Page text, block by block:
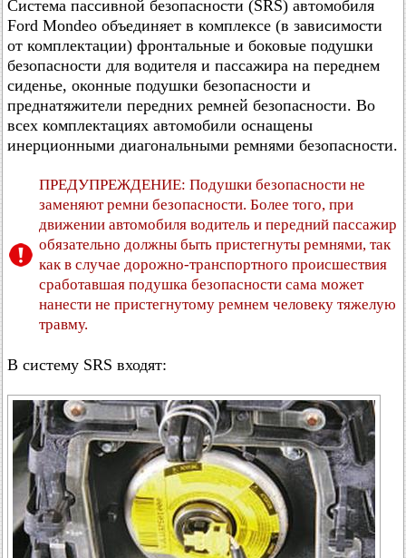
Система пассивной безопасности (SRS) автомобиля
Ford Mondeo объединяет в комплексе (в зависимости
от комплектации) фронтальные и боковые подушки
безопасности для водителя и пассажира на переднем
сиденье, оконные подушки безопасности и
преднатяжители передних ремней безопасности. Во
всех комплектациях автомобили оснащены
инерционными диагональными ремнями безопасности.
ПРЕДУПРЕЖДЕНИЕ: Подушки безопасности не
заменяют ремни безопасности. Более того, при
движении автомобиля водитель и передний пассажир
обязательно должны быть пристегнуты ремнями, так
как в случае дорожно-транспортного происшествия
сработавшая подушка безопасности сама может
нанести не пристегнутому ремнем человеку тяжелую
травму.
В систему SRS входят: